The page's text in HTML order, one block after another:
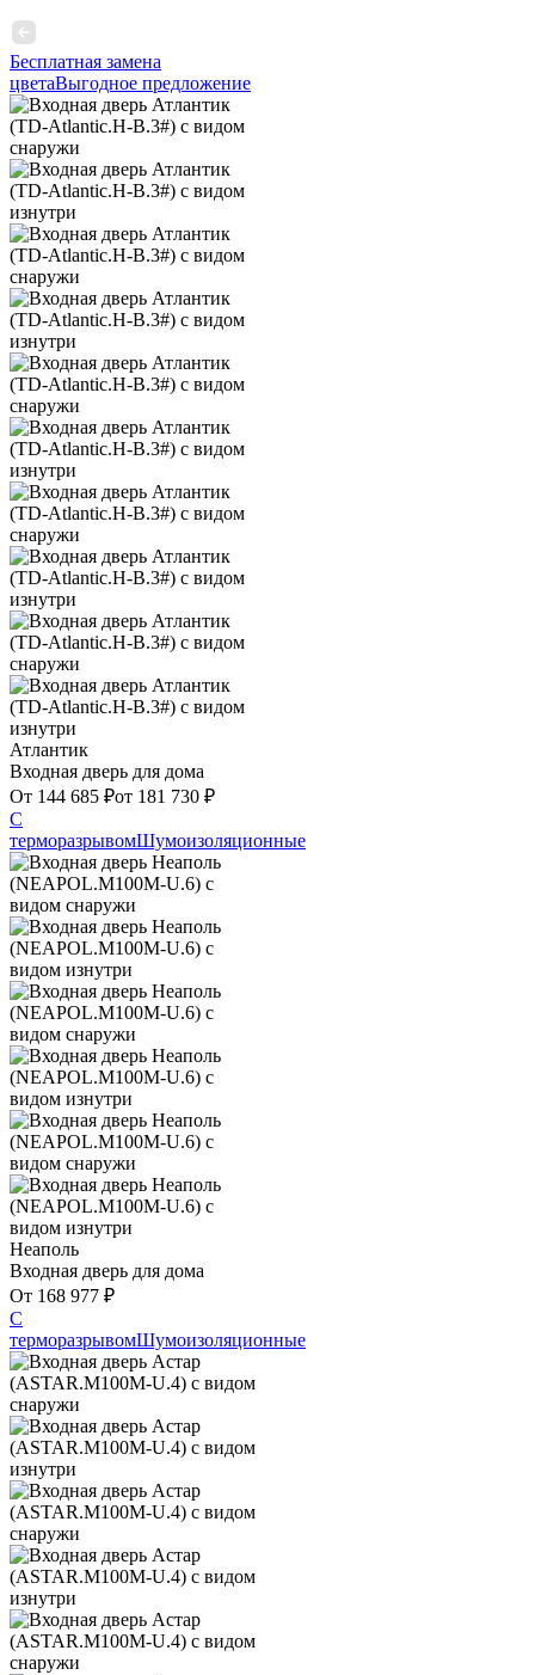
Бесплатная замена
цветаВыгодное предложение
Атлантик
Входная дверь для дома
От 144 685 ₽от 181 730 ₽
С
терморазрывомШумоизоляционные
Неаполь
Входная дверь для дома
От 168 977 ₽
С
терморазрывомШумоизоляционные